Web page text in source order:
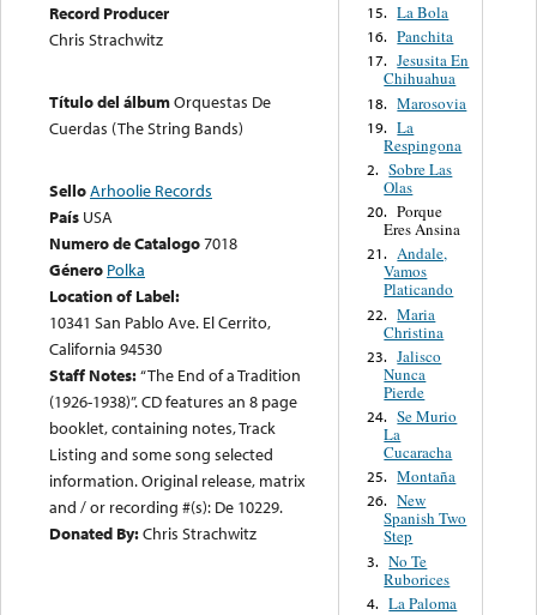
Record Producer
Chris Strachwitz
Título del álbumOrquestas De
Cuerdas (The String Bands)
SelloArhoolie Records
País USA
Numero de Catalogo7018
Género Polka
Location of Label:
10341 San Pablo Ave. El Cerrito,
California 94530
Staff Notes:“The End of a Tradition
(1926-1938)”. CD features an 8 page
booklet, containing notes, Track
Listing and some song selected
information. Original release, matrix
and / or recording #(s): De 10229.
Donated By:Chris Strachwitz
15. La Bola
16. Panchita
17. Jesusita En
Chihuahua
18. Marosovia
19. La
Respingona
2. Sobre Las
Olas
20. Porque
Eres Ansina
21. Andale,
Vamos
Platicando
22. Maria
Christina
23. Jalisco
Nunca
Pierde
24. Se Murio
La
Cucaracha
25. Montaña
26. New
Spanish Two
Step
3. No Te
Ruborices
4. La Paloma